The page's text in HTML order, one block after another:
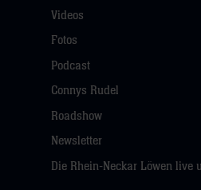
Fans
Navigation
öffnen,
dann
hier
Videos
Fotos
Podcast
Connys Rudel
Roadshow
Newsletter
Die Rhein-Neckar Löwen live